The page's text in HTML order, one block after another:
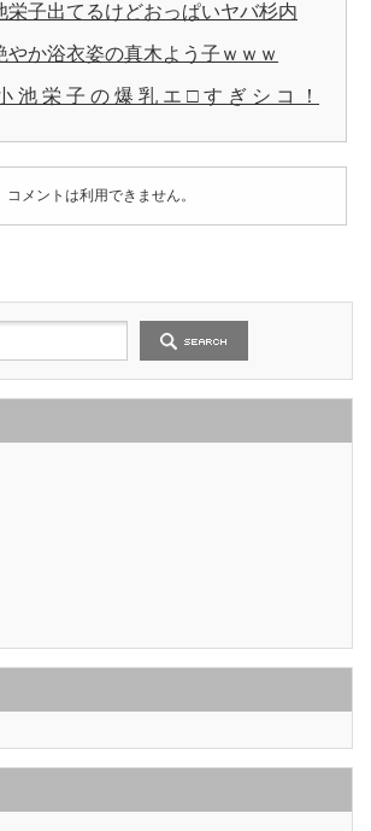
栄子出てるけどおっぱいヤバ杉内
やか浴衣姿の真木よう子ｗｗｗ
池 栄 子 の 爆 乳 エ □ す ぎ シ コ ！
コメントは利用できません。